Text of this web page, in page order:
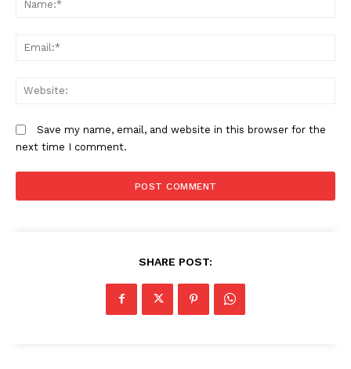
Save my name, email, and website in this browser for the
next time I comment.
SHARE POST: